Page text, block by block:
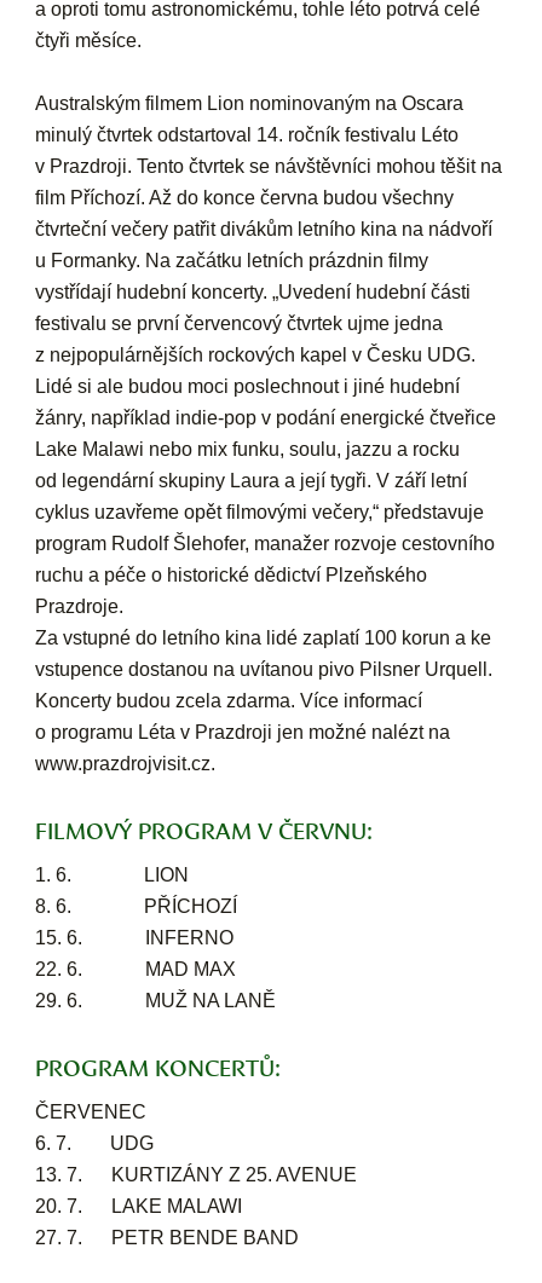
a oproti tomu astronomickému, tohle léto potrvá celé
čtyři měsíce.
Australským filmem Lion nominovaným na Oscara
minulý čtvrtek odstartoval 14. ročník festivalu Léto
v Prazdroji. Tento čtvrtek se návštěvníci mohou těšit na
film Příchozí. Až do konce června budou všechny
čtvrteční večery patřit divákům letního kina na nádvoří
u Formanky. Na začátku letních prázdnin filmy
vystřídají hudební koncerty. „Uvedení hudební části
festivalu se první červencový čtvrtek ujme jedna
z nejpopulárnějších rockových kapel v Česku UDG.
Lidé si ale budou moci poslechnout i jiné hudební
žánry, například indie-pop v podání energické čtveřice
Lake Malawi nebo mix funku, soulu, jazzu a rocku
od legendární skupiny Laura a její tygři. V září letní
cyklus uzavřeme opět filmovými večery,“ představuje
program Rudolf Šlehofer, manažer rozvoje cestovního
ruchu a péče o historické dědictví Plzeňského
Prazdroje.
Za vstupné do letního kina lidé zaplatí 100 korun a ke
vstupence dostanou na uvítanou pivo Pilsner Urquell.
Koncerty budou zcela zdarma. Více informací
o programu Léta v Prazdroji jen možné nalézt na
www.prazdrojvisit.cz.
FILMOVÝ PROGRAM V ČERVNU:
1. 6. LION
8. 6. PŘÍCHOZÍ
15. 6. INFERNO
22. 6. MAD MAX
29. 6. MUŽ NA LANĚ
PROGRAM KONCERTŮ:
ČERVENEC
6. 7. UDG
13. 7. KURTIZÁNY Z 25. AVENUE
20. 7. LAKE MALAWI
27. 7. PETR BENDE BAND